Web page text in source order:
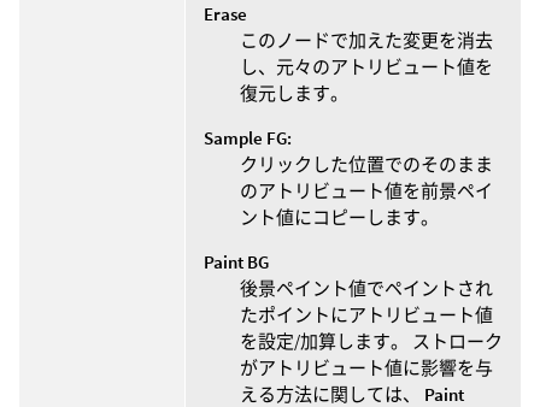
Erase
このノードで加えた変更を消去
し、元々のアトリビュート値を
復元します。
Sample FG:
クリックした位置でのそのまま
のアトリビュート値を前景ペイ
ント値にコピーします。
Paint BG
後景ペイント値でペイントされ
たポイントにアトリビュート値
を設定/加算します。 ストローク
がアトリビュート値に影響を与
える方法に関しては、 Paint